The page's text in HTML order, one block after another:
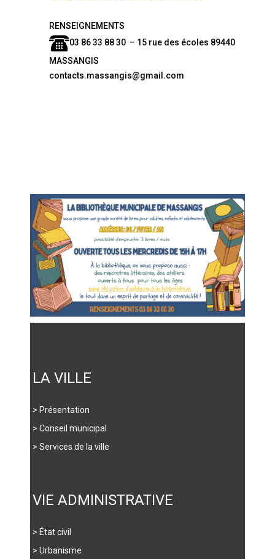
RENSEIGNEMENTS
03 86 33 88 30 – 15 rue des écoles 89440
MASSANGIS
contacts.massangis@gmail.com
LA VILLE
> Présentation
> Conseil municipal
> Services de la ville
VIE ADMINISTRATIVE
> État civil
> Urbanisme